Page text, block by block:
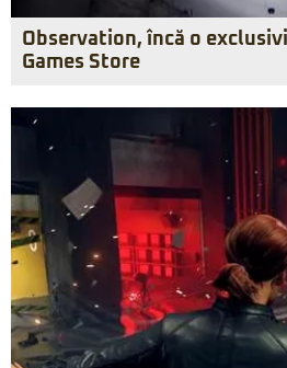
Observation, încă o
Games Store